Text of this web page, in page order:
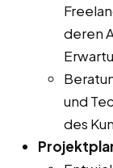
deren
und
des